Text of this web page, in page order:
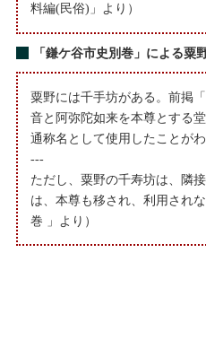
料編(民俗)」より）
「鎌ケ谷市史別巻」による粟
粟野には千手坊がある。前掲
音と阿弥陀如来を本尊とする
通称名として使用したことがわ
---
ただし、粟野の千寿坊は、隣
は、本尊も移され、利用され
巻 」より）